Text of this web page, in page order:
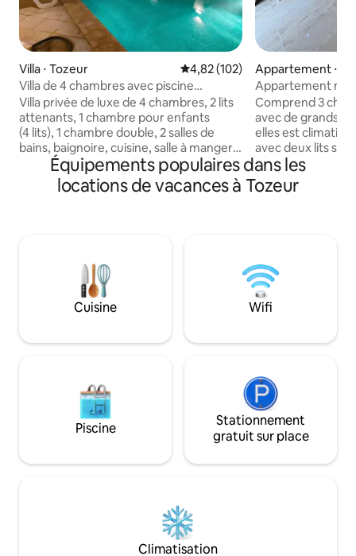
Villa ⋅ Tozeur Évaluation moyenne sur la
4,82 (102)
Villa de 4 chambres avec piscine
(logement entier)
Villa privée de luxe de 4 chambres, 2 lits
attenants, 1 chambre pour enfants
(4 lits), 1 chambre double, 2 salles de
bains, baignoire, cuisine, salle à manger,
2 salons, piscine, buanderie, réception et
terrasse panoramique, parking,
climatisation, télévision, entièrement
centre-ville et de l'hôpital, à 15 minutes
de l'aéroport, toutes les chambres sont
meublées et équipées de télévision,
climatisation, serviettes, draps, etc.
nature.
Appartement ⋅
Appartement
de Dar Cherait
Comprend 3
avec de grands
elles est
avec deux lits
entièrement
confortable avec
18 000 BTU qui
bains de soleil.
de l'Hotel Plaza, à
Cheraït et à 4 min
El Ain. Idéal pour
Équipements populaires dans les
locations de vacances à Tozeur
Cuisine Wifi
Piscine
Stationnement
gratuit sur place
Climatisation